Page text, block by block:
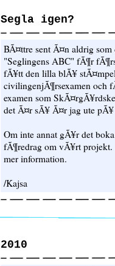
Segla igen?
BÃ¤ttre sent Ã¤n aldrig
"Seglingens ABC" fÃ¶r
fÃ¥tt den lilla blÃ¥
civilingenjÃ¶rsexamen och
examen som
det Ã¤r sÃ¥ Ã¤r jag ute
Om inte annat gÃ¥r det
fÃ¶redrag om vÃ¥rt
mer information.
/Kajsa
2010